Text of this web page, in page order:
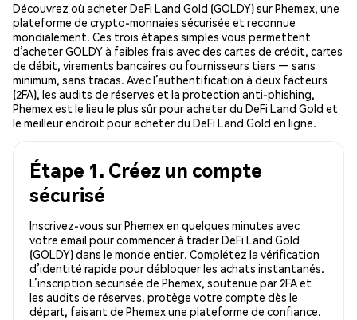
Découvrez où acheter DeFi Land Gold (GOLDY) sur Phemex, une
plateforme de crypto-monnaies sécurisée et reconnue
mondialement. Ces trois étapes simples vous permettent
d’acheter GOLDY à faibles frais avec des cartes de crédit, cartes
de débit, virements bancaires ou fournisseurs tiers — sans
minimum, sans tracas. Avec l’authentification à deux facteurs
(2FA), les audits de réserves et la protection anti-phishing,
Phemex est le lieu le plus sûr pour acheter du DeFi Land Gold et
le meilleur endroit pour acheter du DeFi Land Gold en ligne.
Étape 1. Créez un compte
sécurisé
Inscrivez-vous sur Phemex en quelques minutes avec
votre email pour commencer à trader DeFi Land Gold
(GOLDY) dans le monde entier. Complétez la vérification
d’identité rapide pour débloquer les achats instantanés.
L’inscription sécurisée de Phemex, soutenue par 2FA et
les audits de réserves, protège votre compte dès le
départ, faisant de Phemex une plateforme de confiance.